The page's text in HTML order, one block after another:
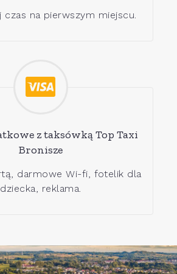
czas na pierwszym miejscu.
z taksówką Top Taxi
Bronisze
darmowe Wi-fi, fotelik dla
dziecka, reklama.